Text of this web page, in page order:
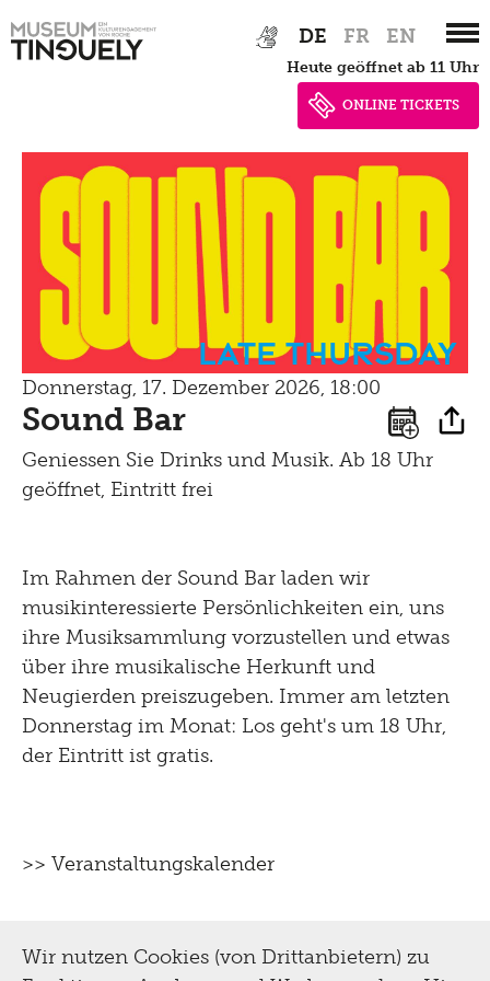
Hauptnavigation
to
DE FR EN
heute geöffnet ab 11 Uhr
ONLINE TICKETS
Übersicht
Veranstaltungen
Archiv
Vermittlung,
Führungen,
Workshops
Führungen
für Schulen
für Kinder und Familien
Tutorials
Projekte
Sommerferien Workshop
Tinguely on the Road
Tinguely, Sammlung
& Restaurierung
Sammlung
Bibliothek Dokumentation
Restaurierung
Schauatelier
Tinguely Studies
Digital
Multimediaguide
Tinguely@Home
Radio Tinguely
Presse
Pressematerial
Inklusiv
Sehen
Lernen
Newsletter
Late Thursday
Donnerstag, 17. Dezember 2026, 18:00
Sound Bar
Geniessen Sie Drinks und Musik. Ab 18 Uhr
geöffnet, Eintritt frei
Im Rahmen der Sound Bar laden wir
musikinteressierte Persönlichkeiten ein, uns
ihre Musiksammlung vorzustellen und etwas
über ihre musikalische Herkunft und
Neugierden preiszugeben. Immer am letzten
Donnerstag im Monat: Los geht's um 18 Uhr,
der Eintritt ist gratis.
>> Veranstaltungskalender
Wir nutzen Cookies (von Drittanbietern) zu